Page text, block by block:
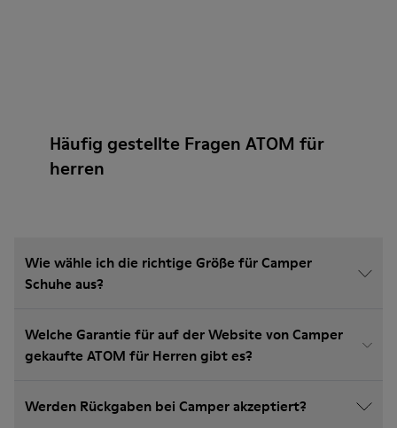
Häufig gestellte Fragen ATOM für
herren
Wie wähle ich die richtige Größe für Camper
Schuhe aus?
Welche Garantie für auf der Website von Camper
gekaufte ATOM für Herren gibt es?
Werden Rückgaben bei Camper akzeptiert?